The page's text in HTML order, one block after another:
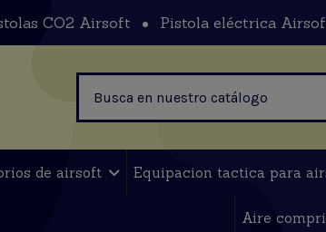
CO2 Airsoft Pistola eléctrica
de airsoft Equipacion tactica para
Aire